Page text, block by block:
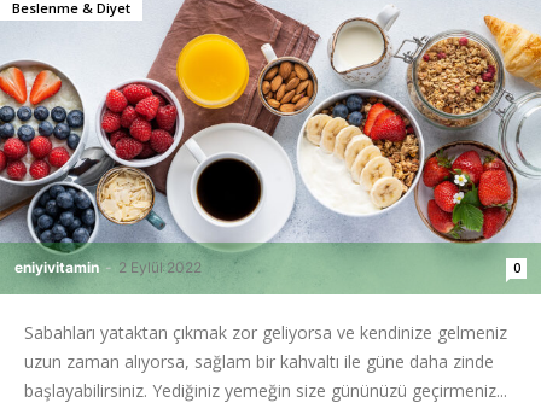
eniyivitamin - 2 Eylül 2022 0
Beslenme & Diyet
Sabahları yataktan çıkmak zor geliyorsa ve kendinize gelmeniz
uzun zaman alıyorsa, sağlam bir kahvaltı ile güne daha zinde
başlayabilirsiniz. Yediğiniz yemeğin size gününüzü geçirmeniz...